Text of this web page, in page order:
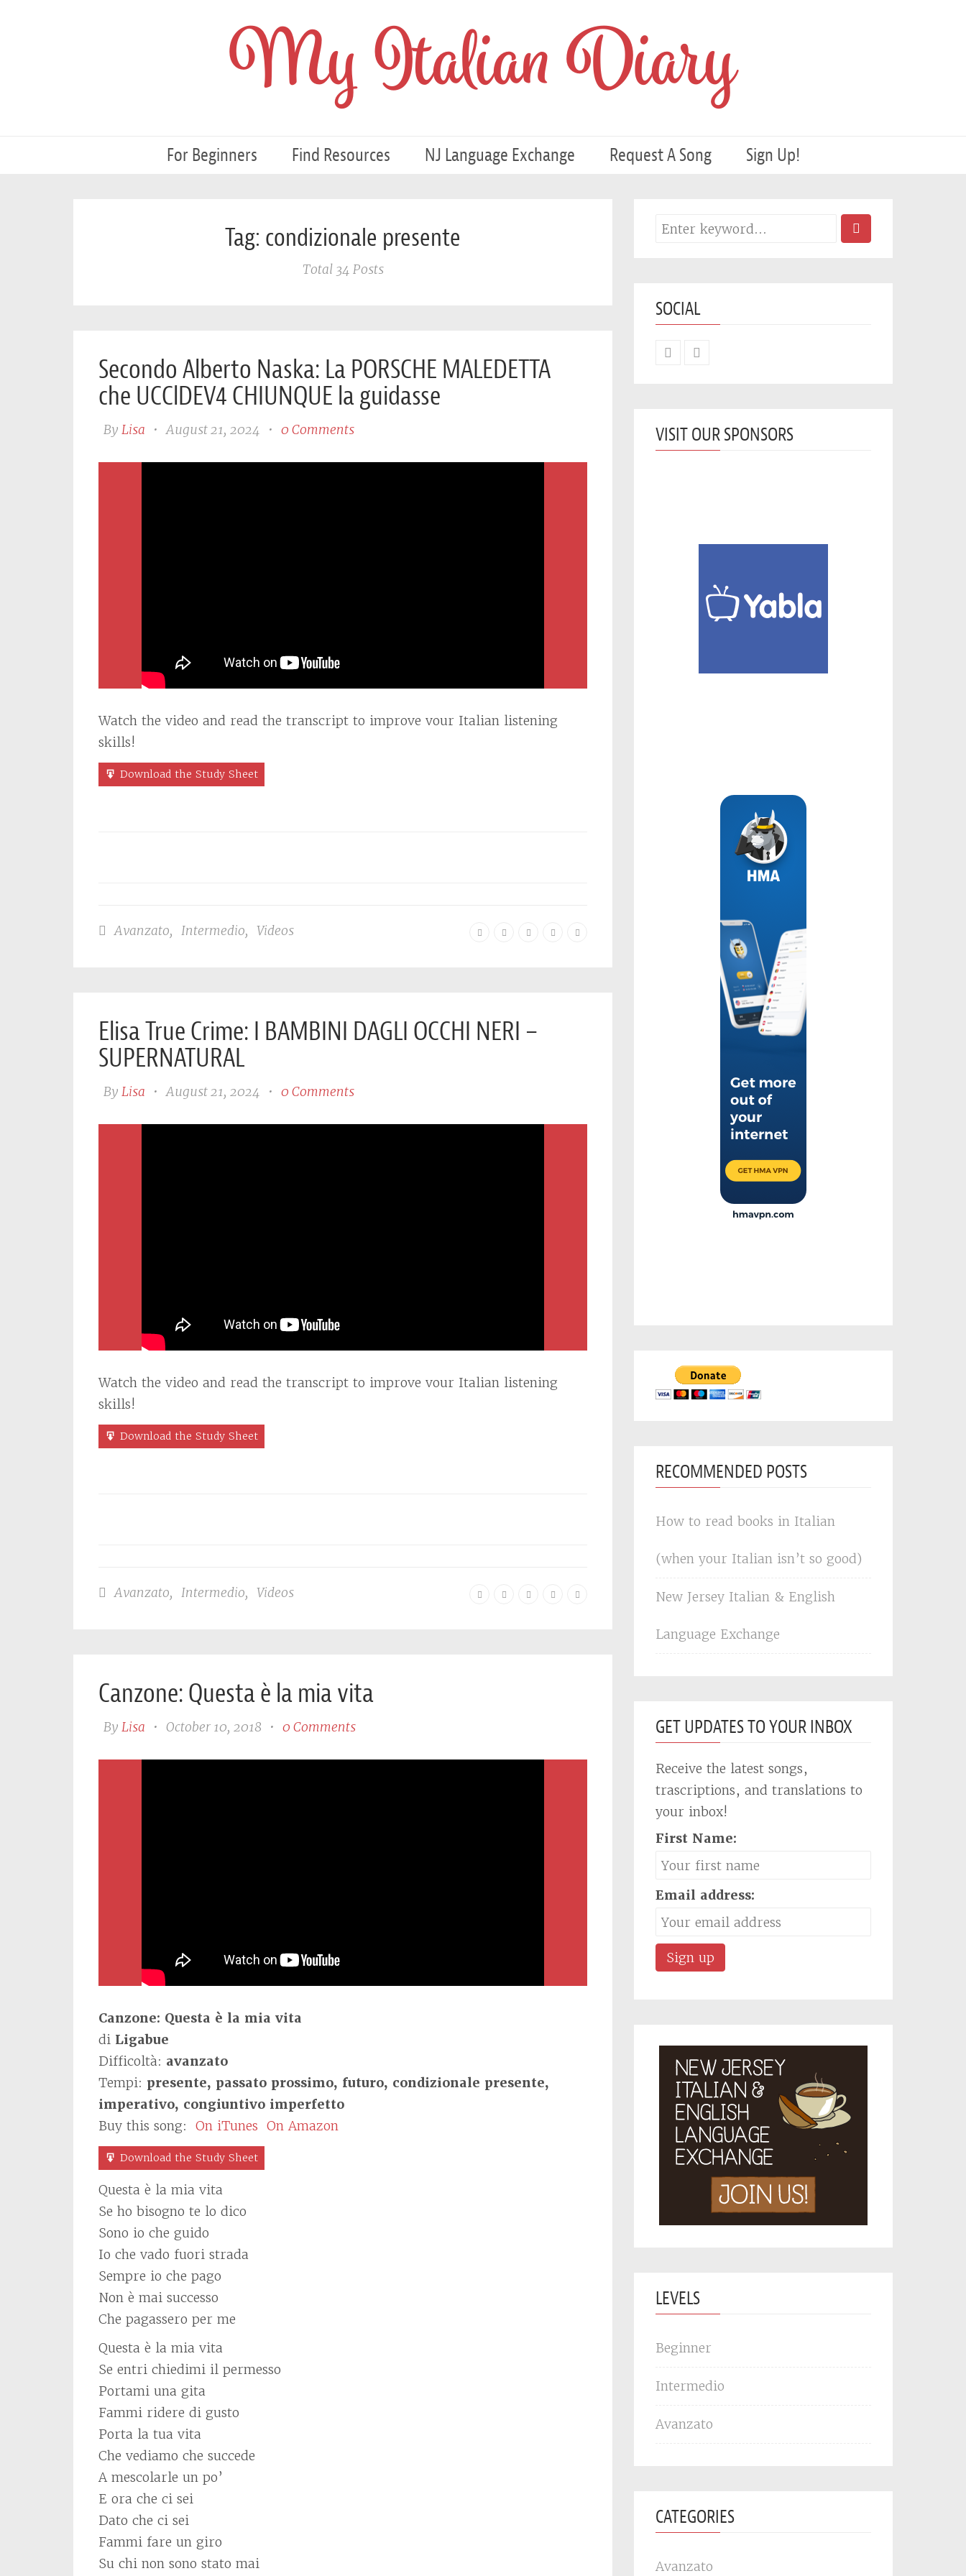
My Italian Diary
For Beginners Find Resources NJ Language Exchange Request A Song Sign Up!
Tag: condizionale presente
Total 34 Posts
Secondo Alberto Naska: La PORSCHE MALEDETTA
che UCClDEV4 CHIUNQUE la guidasse
By Lisa • August 21, 2024 • 0 Comments
Watch the video and read the transcript to improve vour Italian listening
skills!
Download the Study Sheet
Avanzato, Intermedio, Videos
Elisa True Crime: I BAMBINI DAGLI OCCHI NERI –
SUPERNATURAL
By Lisa • August 21, 2024 • 0 Comments
Watch the video and read the transcript to improve vour Italian listening
skills!
Download the Study Sheet
Avanzato, Intermedio, Videos
Canzone: Questa è la mia vita
By Lisa • October 10, 2018 • 0 Comments
Canzone: Questa è la mia vita
di Ligabue
Difficoltà: avanzato
Tempi: presente, passato prossimo, futuro, condizionale presente,
imperativo, congiuntivo imperfetto
Buy this song: On iTunes On Amazon
Download the Study Sheet
Questa è la mia vita
Se ho bisogno te lo dico
Sono io che guido
Io che vado fuori strada
Sempre io che pago
Non è mai successo
Che pagassero per me
Questa è la mia vita
Se entri chiedimi il permesso
Portami una gita
Fammi ridere di gusto
Porta la tua vita
Che vediamo che succede
A mescolarle un po’
E ora che ci sei
Dato che ci sei
Fammi fare un giro
Su chi non sono stato mai
SOCIAL
VISIT OUR SPONSORS
RECOMMENDED POSTS
How to read books in Italian
(when your Italian isn’t so good)
New Jersey Italian & English
Language Exchange
GET UPDATES TO YOUR INBOX
Receive the latest songs,
trascriptions, and translations to
your inbox!
First Name:
Email address:
LEVELS
Beginner
Intermedio
Avanzato
CATEGORIES
Avanzato